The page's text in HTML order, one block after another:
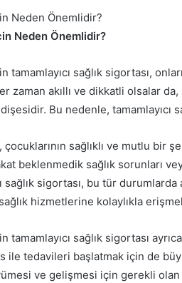
Neden Önemlidir?
Neden Önemlidir?
tamamlayıcı sağlık sigortası,
zaman akıllı ve dikkatli olsalar
Bu nedenle, tamamlayıcı
çocuklarının sağlıklı ve mutlu
beklenmedik sağlık sorunları
sağlık sigortası, bu tür
hizmetlerine kolaylıkla
tamamlayıcı sağlık sigortası
ile tedavileri başlatmak için de
ve gelişmesi için gerekli